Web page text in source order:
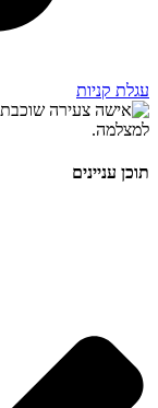
עגלת קניות
תוכן עניינים